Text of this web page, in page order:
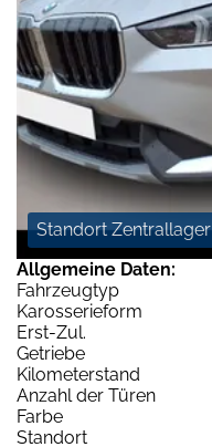
Standort Zentrallager
Allgemeine Daten:
Fahrzeugtyp
Karosserieform
Erst-Zul.
Getriebe
Kilometerstand
Anzahl der Türen
Farbe
Standort